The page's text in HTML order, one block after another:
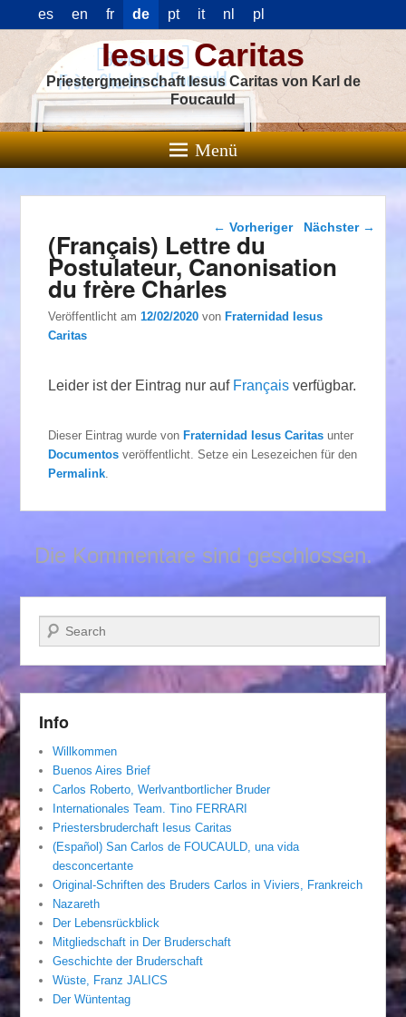
es en fr de pt it nl pl
Iesus Caritas
Priestergmeinschaft Iesus Caritas von Karl de
Foucauld
Menü
Beitragsnavigation
← Vorheriger Nächster →
(Français) Lettre du
Postulateur, Canonisation
du frère Charles
Veröffentlicht am12/02/2020 vonFraternidad Iesus
Caritas
Leider ist der Eintrag nur auf Français verfügbar.
Dieser Eintrag wurde vonFraternidad Iesus Caritas unter
Documentos veröffentlicht. Setze ein Lesezeichen für den
Permalink
Die Kommentare sind geschlossen.
Suchen
Info
Willkommen
Buenos Aires Brief
Carlos Roberto, Werlvantbortlicher Bruder
Internationales Team. Tino FERRARI
Priestersbruderchaft Iesus Caritas
(Español) San Carlos de FOUCAULD, una vida
desconcertante
Original-Schriften des Bruders Carlos in Viviers, Frankreich
Nazareth
Der Lebensrückblick
Mitgliedschaft in Der Bruderschaft
Geschichte der Bruderschaft
Wüste, Franz JALICS
Der Wüntentag